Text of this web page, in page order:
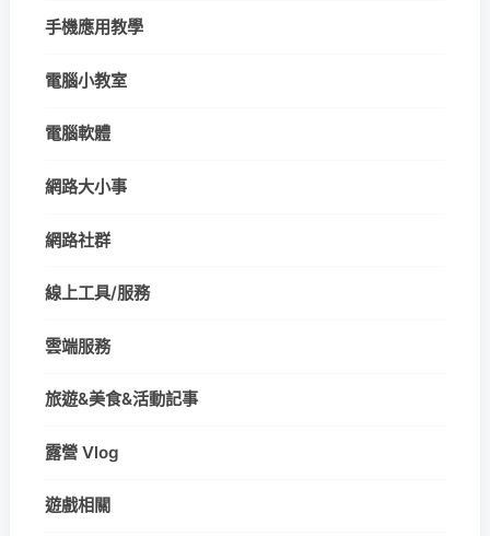
手機應用教學
電腦小教室
電腦軟體
網路大小事
網路社群
線上工具/服務
雲端服務
旅遊&美食&活動記事
露營 Vlog
遊戲相關